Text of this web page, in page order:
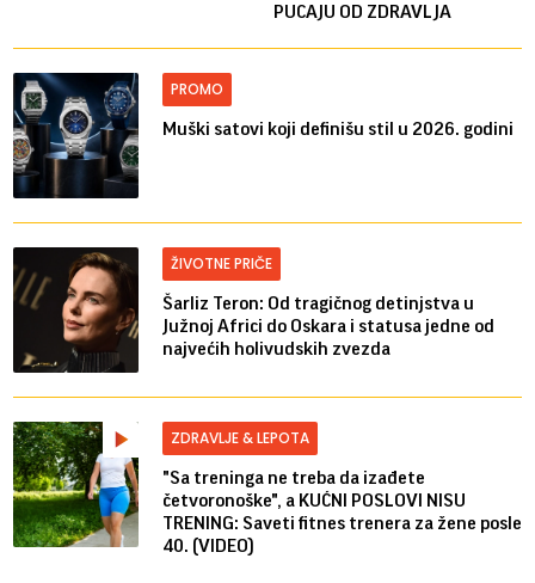
PUCAJU OD ZDRAVLJA
PROMO
Muški satovi koji definišu stil u 2026. godini
ŽIVOTNE PRIČE
Šarliz Teron: Od tragičnog detinjstva u
Južnoj Africi do Oskara i statusa jedne od
najvećih holivudskih zvezda
ZDRAVLJE & LEPOTA
"Sa treninga ne treba da izađete
četvoronoške", a KUĆNI POSLOVI NISU
TRENING: Saveti fitnes trenera za žene posle
40. (VIDEO)